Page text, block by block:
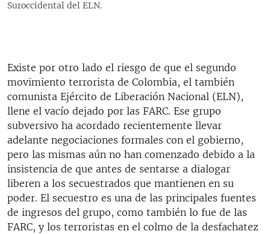
Suroccidental del ELN.
Existe por otro lado el riesgo de que el segundo
movimiento terrorista de Colombia, el también
comunista Ejército de Liberación Nacional (ELN),
llene el vacío dejado por las FARC. Ese grupo
subversivo ha acordado recientemente llevar
adelante negociaciones formales con el gobierno,
pero las mismas aún no han comenzado debido a la
insistencia de que antes de sentarse a dialogar
liberen a los secuestrados que mantienen en su
poder. El secuestro es una de las principales fuentes
de ingresos del grupo, como también lo fue de las
FARC, y los terroristas en el colmo de la desfachatez